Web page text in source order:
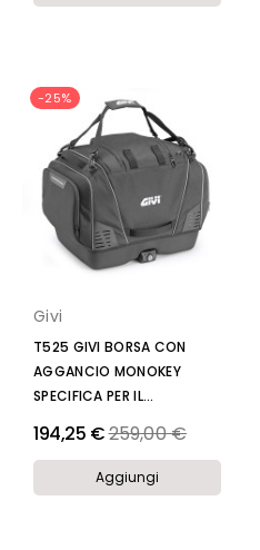
-25%
Givi
T525 GIVI BORSA CON
AGGANCIO MONOKEY
SPECIFICA PER IL...
194,25 €Prezzo
259,00 €
Aggiungi